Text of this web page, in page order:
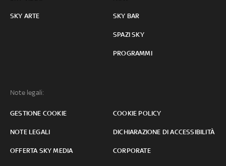
SKY ARTE SKY BAR
SPAZI SKY
PROGRAMMI
Note legali:
GESTIONE COOKIE COOKIE POLICY
NOTE LEGALI DICHIARAZIONE DI ACCESSIBILITÀ
OFFERTA SKY MEDIA CORPORATE